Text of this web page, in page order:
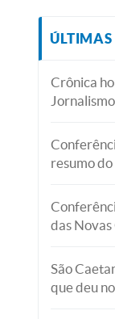
Crônica
resumo
das
São
que deu